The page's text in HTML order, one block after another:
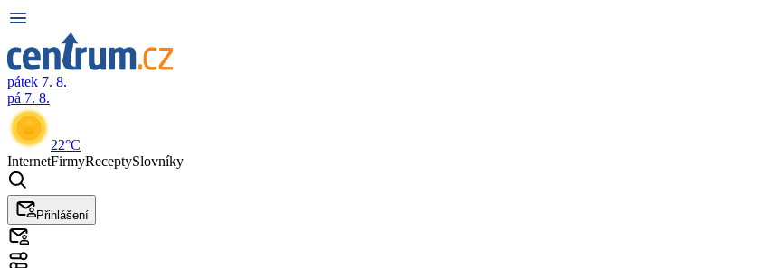
pátek 7. 8.
pá 7. 8.
22°C
InternetFirmyReceptySlovníky
Přihlášení